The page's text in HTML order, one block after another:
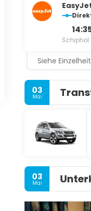
Schiphol
Siehe
03
Mai
03
Mai